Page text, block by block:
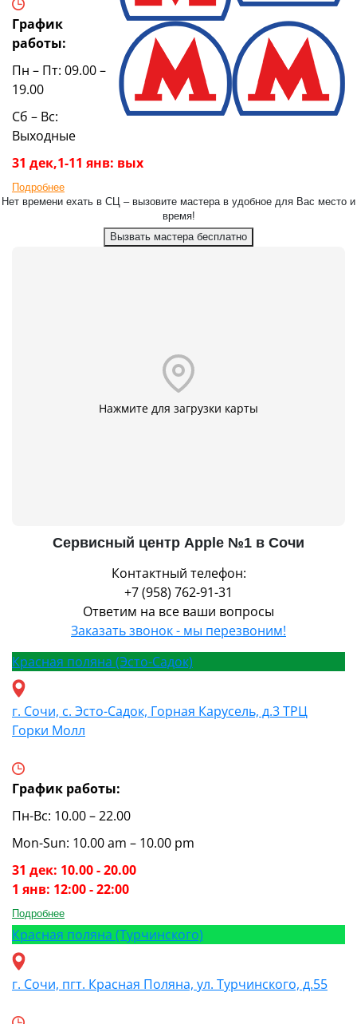
График
работы:
Пн – Пт: 09.00 –
19.00
Сб – Вс:
Выходные
31 дек,1-11 янв: вых
Подробнее
Нет времени ехать в СЦ – вызовите мастера в удобное для Вас место и
время!
Вызвать мастера бесплатно
Нажмите для загрузки карты
Сервисный центр Apple №1 в Сочи
Контактный телефон:
+7 (958) 762-91-31
Ответим на все ваши вопросы
Заказать звонок - мы перезвоним!
Красная поляна (Эсто-Садок)
г. Сочи, с. Эсто-Садок, Горная Карусель, д.3 ТРЦ
Горки Молл
График работы:
Пн-Вс: 10.00 – 22.00
Mon-Sun: 10.00 am – 10.00 pm
31 дек: 10.00 - 20.00
1 янв: 12:00 - 22:00
Подробнее
Красная поляна (Турчинского)
г. Сочи, пгт. Красная Поляна, ул. Турчинского, д.55